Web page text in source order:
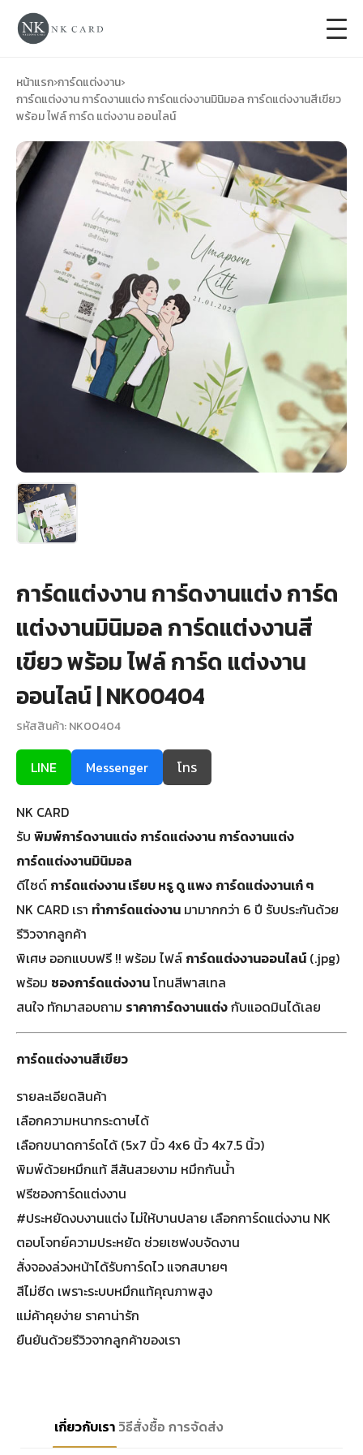
การ์ดแต่งงาน
ของชำร่วยงานแต่ง
ของรับไหว้ +
ป้ายของชำร่วยงานแต่ง +
การ์ดงานบวช
การ์ดขึ้นบ้านใหม่
ซองเปล่า
รับพิมพ์หน้าซอง +
Wax Seal Sticker | สติกเกอร์ตราครั่งปิดซอง
การ์ดแต่งงานออนไลน์
รีวิว
เกี่ยวกับเรา
บทความ
หน้าแรก›การ์ดแต่งงาน›
การ์ดแต่งงาน การ์ดงานแต่ง การ์ดแต่งงานมินิมอล การ์ดแต่งงานสีเขียว
พร้อม ไฟล์ การ์ด แต่งงาน ออนไลน์
การ์ดแต่งงาน การ์ดงานแต่ง การ์ด
แต่งงานมินิมอล การ์ดแต่งงานสี
เขียว พร้อม ไฟล์ การ์ด แต่งงาน
ออนไลน์ | NK00404
รหัสสินค้า: NK00404
LINE Messenger โทร
NK CARD
รับ พิมพ์การ์ดงานแต่ง การ์ดแต่งงาน การ์ดงานแต่ง
การ์ดแต่งงานมินิมอล
ดีไซด์ การ์ดแต่งงาน เรียบ หรู ดู แพง การ์ดแต่งงานเก๋ ๆ
NK CARD เรา ทำการ์ดแต่งงาน มามากกว่า 6 ปี รับประกันด้วย
รีวิวจากลูกค้า
พิเศษ ออกแบบฟรี !! พร้อม ไฟล์ การ์ดแต่งงานออนไลน์ (.jpg)
พร้อม ซองการ์ดแต่งงานโทนสีพาสเทล
สนใจ ทักมาสอบถาม ราคาการ์ดงานแต่งกับแอดมินได้เลย
การ์ดแต่งงานสีเขียว
รายละเอียดสินค้า
เลือกความหนากระดาษได้
เลือกขนาดการ์ดได้ (5x7 นิ้ว 4x6 นิ้ว 4x7.5 นิ้ว)
พิมพ์ด้วยหมึกแท้ สีสันสวยงาม หมึกกันน้ำ
ฟรีซองการ์ดแต่งงาน
#ประหยัดงบงานแต่ง ไม่ให้บานปลาย เลือกการ์ดแต่งงาน NK
ตอบโจทย์ความประหยัด ช่วยเซฟงบจัดงาน
สั่งจองล่วงหน้าได้รับการ์ดไว แจกสบายๆ
สีไม่ซีด เพราะระบบหมึกแท้คุณภาพสูง
แม่ค้าคุยง่าย ราคาน่ารัก
ยืนยันด้วยรีวิวจากลูกค้าของเรา
เกี่ยวกับเรา วิธีสั่งซื้อ การจัดส่ง